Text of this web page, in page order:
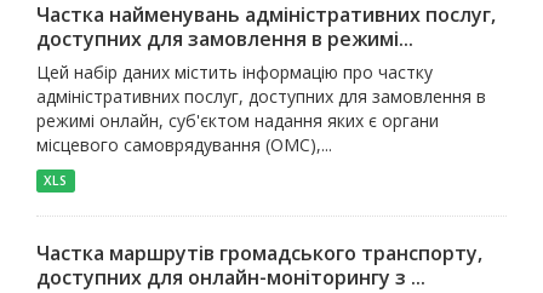
Частка найменувань адміністративних послуг,
доступних для замовлення в режимі...
Цей набір даних містить інформацію про частку
адміністративних послуг, доступних для замовлення в
режимі онлайн, суб'єктом надання яких є органи
місцевого самоврядування (ОМС),...
XLS
Частка маршрутів громадського транспорту,
доступних для онлайн-моніторингу з ...